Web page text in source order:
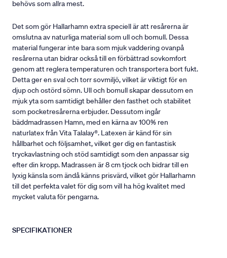
behövs som allra mest.
Det som gör Hallarhamn extra speciell är att resårerna är
omslutna av naturliga material som ull och bomull. Dessa
material fungerar inte bara som mjuk vaddering ovanpå
resårerna utan bidrar också till en förbättrad sovkomfort
genom att reglera temperaturen och transportera bort fukt.
Detta ger en sval och torr sovmiljö, vilket är viktigt för en
djup och ostörd sömn. Ull och bomull skapar dessutom en
mjuk yta som samtidigt behåller den fasthet och stabilitet
som pocketresårerna erbjuder. Dessutom ingår
bäddmadrassen Hamn, med en kärna av 100% ren
naturlatex från Vita Talalay®. Latexen är känd för sin
hållbarhet och följsamhet, vilket ger dig en fantastisk
tryckavlastning och stöd samtidigt som den anpassar sig
efter din kropp. Madrassen är 8 cm tjock och bidrar till en
lyxig känsla som ändå känns prisvärd, vilket gör Hallarhamn
till det perfekta valet för dig som vill ha hög kvalitet med
mycket valuta för pengarna.
SPECIFIKATIONER